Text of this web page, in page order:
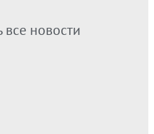
все новости